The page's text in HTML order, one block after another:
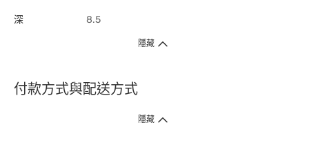
深 8.5
隱藏
付款方式與配送方式
隱藏